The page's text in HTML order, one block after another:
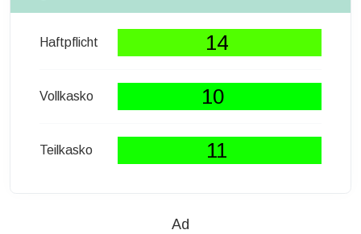
Haftpflicht 14
Vollkasko 10
Teilkasko 11
Ad